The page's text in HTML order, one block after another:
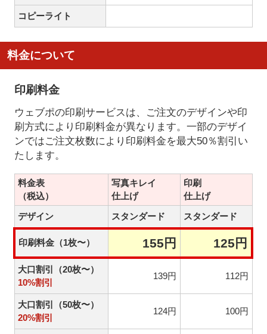
コピーライト
料金について
印刷料金
ウェブポの印刷サービスは、ご注文のデザインや印
刷方式により印刷料金が異なります。一部のデザイ
ンではご注文枚数により印刷料金を最大50％割引い
たします。
料金表
（税込）
写真キレイ
仕上げ
印刷
仕上げ
デザイン
スタンダード スタンダード
印刷料金（1枚〜） 155円 125円
大口割引（20枚〜）
10%割引
139円 112円
大口割引（50枚〜）
20%割引
124円 100円